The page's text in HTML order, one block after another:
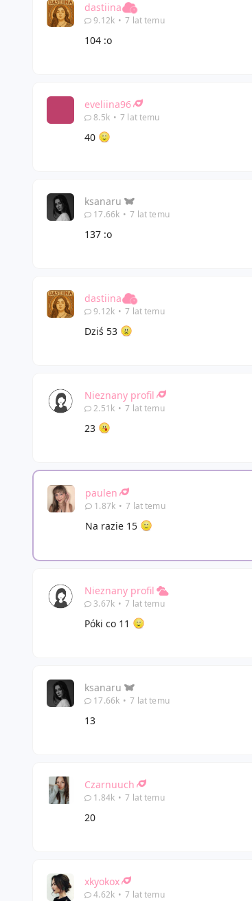
dastiina
9.12k • 7 lat temu
104 :o
eveliina96
8.5k • 7 lat temu
40
ksanaru
17.66k • 7 lat temu
137 :o
dastiina
9.12k • 7 lat temu
Dziś 53
Nieznany profil
2.51k • 7 lat temu
23
paulen
1.87k • 7 lat temu
Na razie 15
Nieznany profil
3.67k • 7 lat temu
Póki co 11
ksanaru
17.66k • 7 lat temu
13
Czarnuuch
1.84k • 7 lat temu
20
xkyokox
4.62k • 7 lat temu